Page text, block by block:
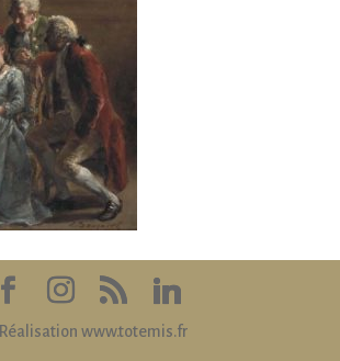
Réalisation www.totemis.fr